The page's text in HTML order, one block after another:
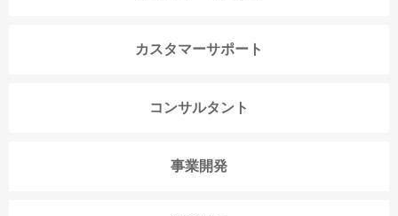
カスタマーサポート
コンサルタント
事業開発